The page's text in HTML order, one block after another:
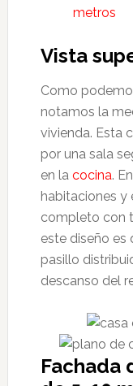
metros
Vista
Como
notamos la
vivienda. Esta
por una sala
en la cocina.
habitaciones y
completo con
este diseño es
pasillo
descanso del
Fachada